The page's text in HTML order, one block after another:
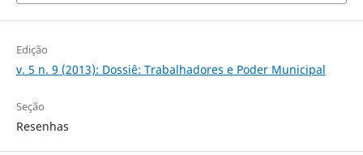
Edição
v. 5 n. 9 (2013): Dossiê: Trabalhadores e Poder Municipal
Seção
Resenhas